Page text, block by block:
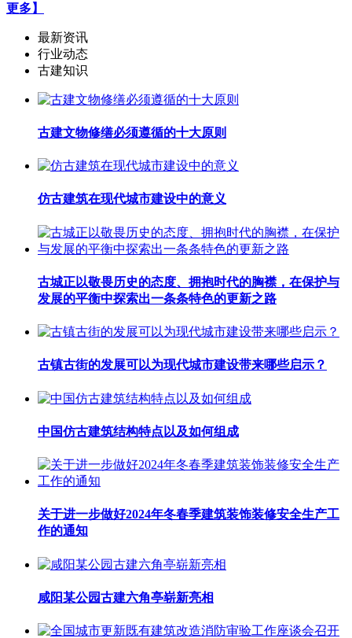
更多】
最新资讯
行业动态
古建知识
古建文物修缮必须遵循的十大原则
仿古建筑在现代城市建设中的意义
古城正以敬畏历史的态度、拥抱时代的胸襟，在保护与
发展的平衡中探索出一条条特色的更新之路
古镇古街的发展可以为现代城市建设带来哪些启示？
中国仿古建筑结构特点以及如何组成
关于进一步做好2024年冬春季建筑装饰装修安全生产工
作的通知
咸阳某公园古建六角亭崭新亮相